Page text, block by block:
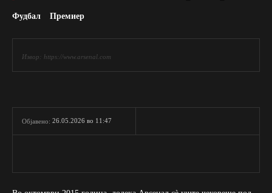
Фудбал Премиер
Извор: https://www.arsenal.com
Објавено: 26.05.2026 во 11:47